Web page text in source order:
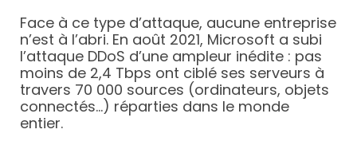
Face à ce type d’attaque, aucune entreprise
n’est à l’abri. En août 2021, Microsoft a subi
l’attaque DDoS d’une ampleur inédite : pas
moins de 2,4 Tbps ont ciblé ses serveurs à
travers 70 000 sources (ordinateurs, objets
connectés…) réparties dans le monde
entier.